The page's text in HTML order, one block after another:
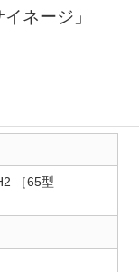
ネージ」
［65型